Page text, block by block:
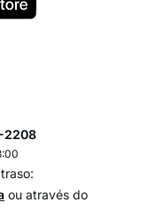
2208
ou através do